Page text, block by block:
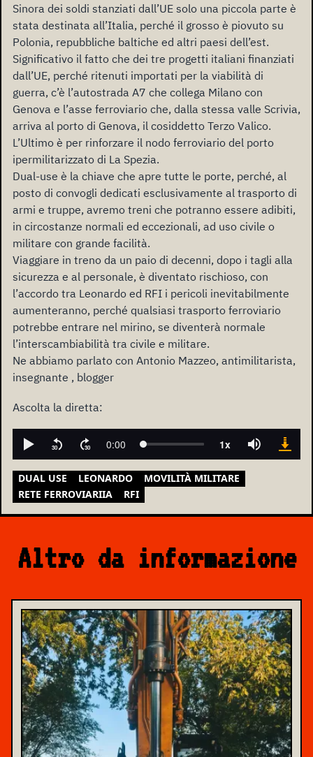
Sinora dei soldi stanziati dall’UE solo una piccola parte è
stata destinata all’Italia, perché il grosso è piovuto su
Polonia, repubbliche baltiche ed altri paesi dell’est.
Significativo il fatto che dei tre progetti italiani finanziati
dall’UE, perché ritenuti importati per la viabilità di
guerra, c’è l’autostrada A7 che collega Milano con
Genova e l’asse ferroviario che, dalla stessa valle Scrivia,
arriva al porto di Genova, il cosiddetto Terzo Valico.
L’Ultimo è per rinforzare il nodo ferroviario del porto
ipermilitarizzato di La Spezia.
Dual-use è la chiave che apre tutte le porte, perché, al
posto di convogli dedicati esclusivamente al trasporto di
armi e truppe, avremo treni che potranno essere adibiti,
in circostanze normali ed eccezionali, ad uso civile o
militare con grande facilità.
Viaggiare in treno da un paio di decenni, dopo i tagli alla
sicurezza e al personale, è diventato rischioso, con
l’accordo tra Leonardo ed RFI i pericoli inevitabilmente
aumenteranno, perché qualsiasi trasporto ferroviario
potrebbe entrare nel mirino, se diventerà normale
l’interscambiabilità tra civile e militare.
Ne abbiamo parlato con Antonio Mazzeo, antimilitarista,
insegnante , blogger
Ascolta la diretta:
DUAL USE LEONARDO
MOVILITÀ MILITARE
RETE FERROVIARIIA
RFI
Altro da informazione